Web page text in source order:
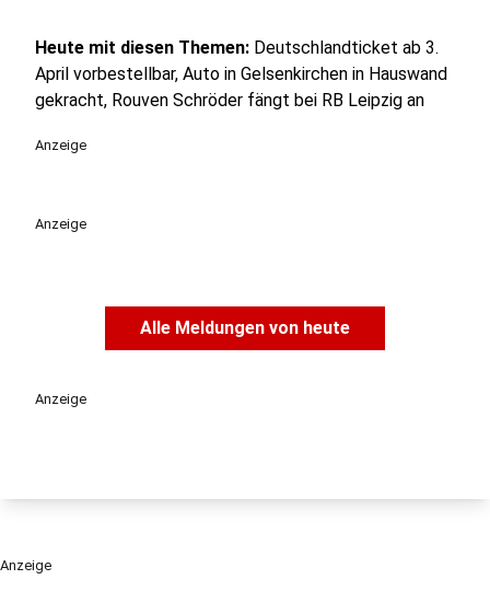
Heute mit diesen Themen: Deutschlandticket ab 3.
April vorbestellbar, Auto in Gelsenkirchen in Hauswand
gekracht, Rouven Schröder fängt bei RB Leipzig an
Anzeige
Anzeige
Alle Meldungen von heute
Anzeige
Anzeige